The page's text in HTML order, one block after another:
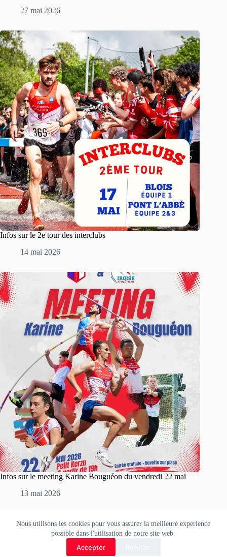
Nous utilisons les cookies pour vous assurer la meilleure experience
possible dans l'utilisation de notre site web.
Accepter
27 mai 2026
Infos sur le 2e tour des interclubs
14 mai 2026
Infos sur le meeting Karine Bouguéon du vendredi 22 mai
13 mai 2026
Copyright © 2026 Stade Brestois Athlétisme.